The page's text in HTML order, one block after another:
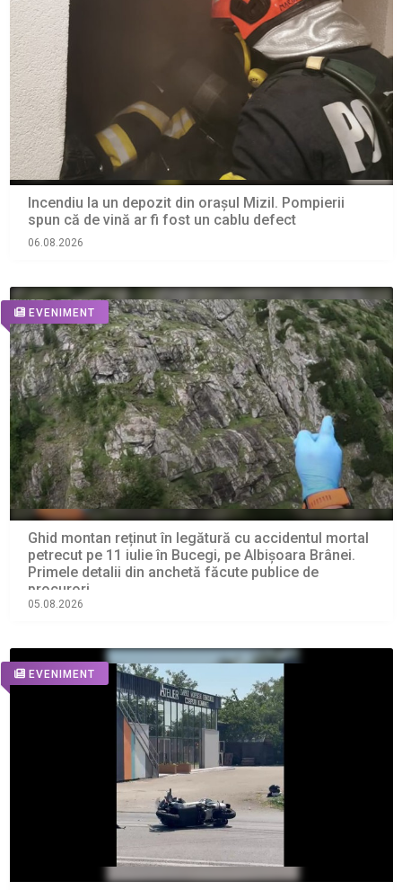
Incendiu la un depozit din orașul Mizil. Pompierii
spun că de vină ar fi fost un cablu defect
06.08.2026
EVENIMENT
Ghid montan reținut în legătură cu accidentul mortal
petrecut pe 11 iulie în Bucegi, pe Albișoara Brânei.
Primele detalii din anchetă făcute publice de
procurori
05.08.2026
EVENIMENT